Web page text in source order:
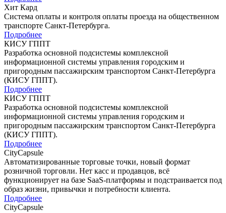
Хит Кард
Система оплаты и контроля оплаты проезда на общественном
транспорте Санкт-Петербурга.
Подробнее
КИСУ ГППТ
Разработка основной подсистемы комплексной
информационной системы управления городским и
пригородным пассажирским транспортом Санкт-Петербурга
(КИСУ ГППТ).
Подробнее
КИСУ ГППТ
Разработка основной подсистемы комплексной
информационной системы управления городским и
пригородным пассажирским транспортом Санкт-Петербурга
(КИСУ ГППТ).
Подробнее
CityCapsule
Автоматизированные торговые точки, новый формат
розничной торговли. Нет касс и продавцов, всё
функционирует на базе SaaS-платформы и подстраивается под
образ жизни, привычки и потребности клиента.
Подробнее
CityCapsule